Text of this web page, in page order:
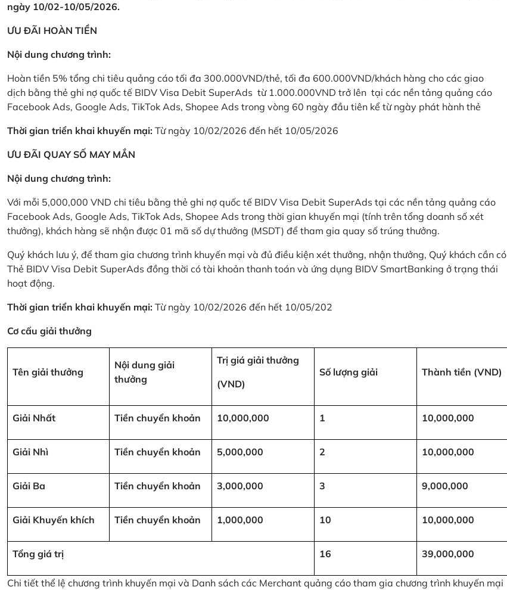
ngày 10/02-10/05/2026.
ƯU ĐÃI HOÀN TIỀN
Nội dung chương trình:
Hoàn tiền 5% tổng chi tiêu quảng cáo tối đa 300.000VND/thẻ, tối đa 600.000VND/khách hàng cho các giao
dịch bằng thẻ ghi nợ quốc tế BIDV Visa Debit SuperAds từ 1.000.000VND trở lên tại các nền tảng quảng cáo
Facebook Ads, Google Ads, TikTok Ads, Shopee Ads trong vòng 60 ngày đầu tiên kể từ ngày phát hành thẻ
Thời gian triển khai khuyến mại: Từ ngày 10/02/2026 đến hết 10/05/2026
ƯU ĐÃI QUAY SỐ MAY MẮN
Nội dung chương trình:
Với mỗi 5,000,000 VND chi tiêu bằng thẻ ghi nợ quốc tế BIDV Visa Debit SuperAds tại các nền tảng quảng cáo
Facebook Ads, Google Ads, TikTok Ads, Shopee Ads trong thời gian khuyến mại (tính trên tổng doanh số xét
thưởng), khách hàng sẽ nhận được 01 mã số dự thưởng (MSDT) để tham gia quay số trúng thưởng.
Quý khách lưu ý, để tham gia chương trình khuyến mại và đủ điều kiện xét thưởng, nhận thưởng, Quý khách cần có
Thẻ BIDV Visa Debit SuperAds đồng thời có tài khoản thanh toán và ứng dụng BIDV SmartBanking ở trạng thái
hoạt động.
Thời gian triển khai khuyến mại: Từ ngày 10/02/2026 đến hết 10/05/202
Cơ cấu giải thưởng
Tên giải thưởng
Nội dung giải
thưởng
Trị giá giải thưởng
(VND)
Số lượng giải Thành tiền (VND)
Giải Nhất Tiền chuyển khoản 10,000,000 1 10,000,000
Giải Nhì Tiền chuyển khoản 5,000,000 2 10,000,000
Giải Ba Tiền chuyển khoản 3,000,000 3 9,000,000
Giải Khuyến khích Tiền chuyển khoản 1,000,000 10 10,000,000
Tổng giá trị 16 39,000,000
Chi tiết thể lệ chương trình khuyến mại và Danh sách các Merchant quảng cáo tham gia chương trình khuyến mại